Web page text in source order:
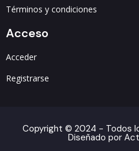
Términos y condiciones
Acceso
Acceder
Registrarse
Copyright © 2024 - Todos
Diseñado por